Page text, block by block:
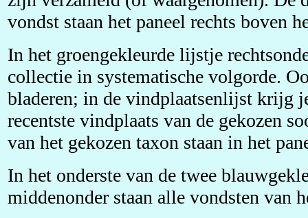
vondst staan het paneel rechts boven
In het groengekleurde lijstje
collectie in systematische volgorde.
bladeren; in de vindplaatsenlijst krijg
recentste vindplaats van de gekozen
van het gekozen taxon staan in het
In het onderste van de twee
middenonder staan alle vondsten van